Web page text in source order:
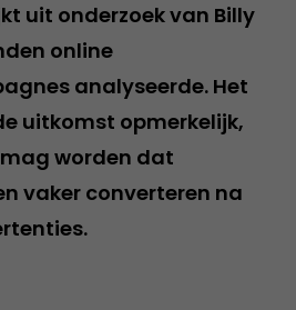
uit onderzoek van Billy
online
analyseerde. Het
uitkomst opmerkelijk,
worden dat
vaker converteren na